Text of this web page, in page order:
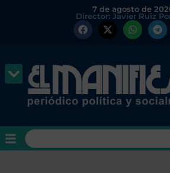
7 de agosto de
Director: Javier Ruiz